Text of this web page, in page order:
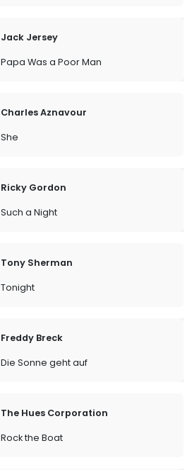
Jack Jersey
Papa Was a Poor Man
Charles Aznavour
She
Ricky Gordon
Such a Night
Tony Sherman
Tonight
Freddy Breck
Die Sonne geht auf
The Hues Corporation
Rock the Boat